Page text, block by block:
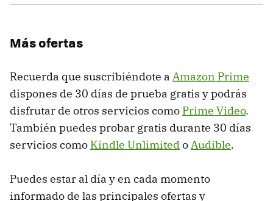
Más ofertas
Recuerda que suscribiéndote a Amazon Prime
dispones de 30 días de prueba gratis y podrás
disfrutar de otros servicios como Prime Video.
También puedes probar gratis durante 30 días
servicios como Kindle UnlimitedoAudible.
Puedes estar al día y en cada momento
informado de las principales ofertas y